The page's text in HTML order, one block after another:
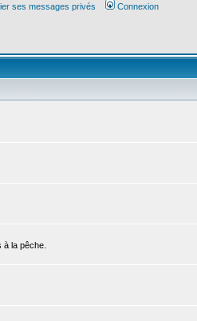
ses messages privés Connexion
la pêche.